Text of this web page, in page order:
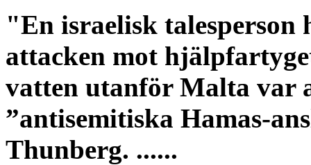
"En israelisk
attacken mot
vatten utanför Malta var
”antisemitiska Hamas-
Thunberg. ......